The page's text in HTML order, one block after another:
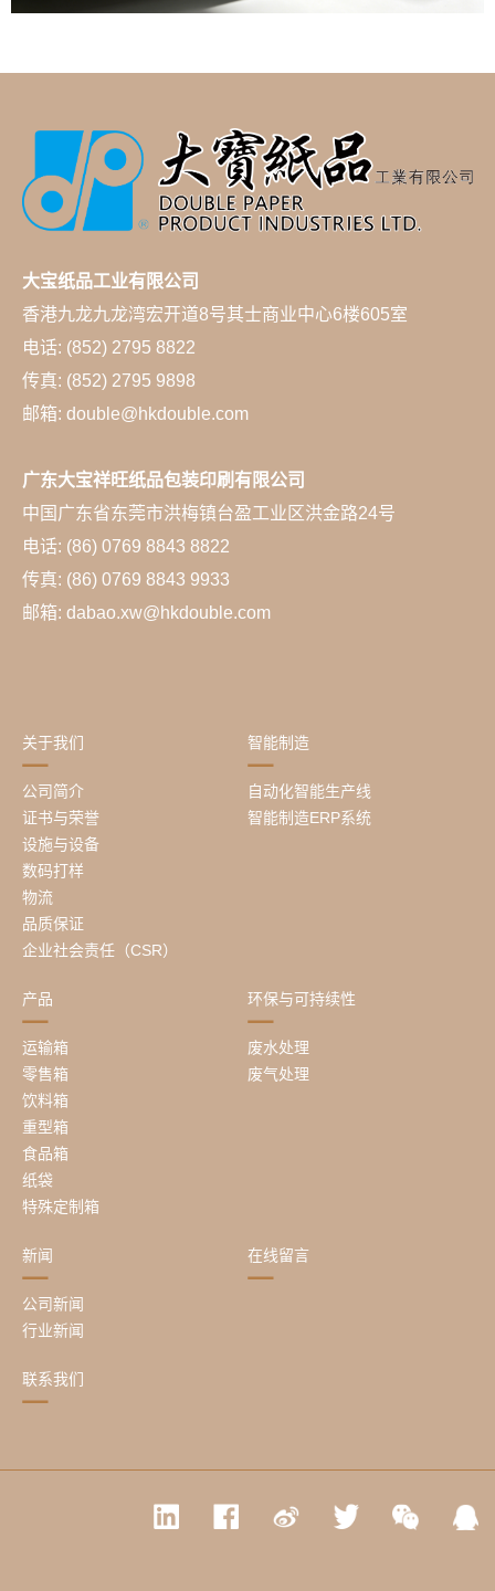
大宝纸品工业有限公司
香港九龙九龙湾宏开道8号其士商业中心6楼605室
电话: (852) 2795 8822
传真: (852) 2795 9898
邮箱: double@hkdouble.com
广东大宝祥旺纸品包装印刷有限公司
中国广东省东莞市洪梅镇台盈工业区洪金路24号
电话: (86) 0769 8843 8822
传真: (86) 0769 8843 9933
邮箱: dabao.xw@hkdouble.com
关于我们
公司简介
证书与荣誉
设施与设备
数码打样
物流
品质保证
企业社会责任（CSR）
智能制造
自动化智能生产线
智能制造ERP系统
产品
运输箱
零售箱
饮料箱
重型箱
食品箱
纸袋
特殊定制箱
环保与可持续性
废水处理
废气处理
新闻
公司新闻
行业新闻
在线留言
联系我们